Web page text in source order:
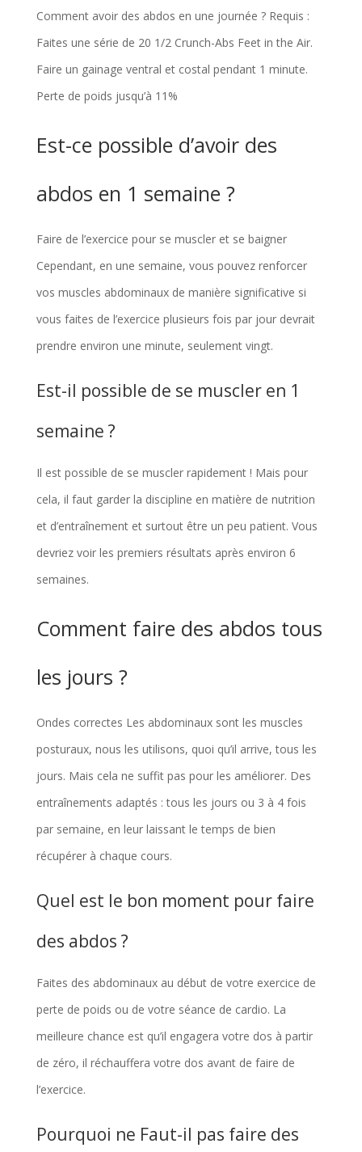
Comment avoir des abdos en une journée ? Requis :
Faites une série de 20 1/2 Crunch-Abs Feet in the Air.
Faire un gainage ventral et costal pendant 1 minute.
Perte de poids jusqu’à 11%
Est-ce possible d’avoir des
abdos en 1 semaine ?
Faire de l’exercice pour se muscler et se baigner
Cependant, en une semaine, vous pouvez renforcer
vos muscles abdominaux de manière significative si
vous faites de l’exercice plusieurs fois par jour devrait
prendre environ une minute, seulement vingt.
Est-il possible de se muscler en 1
semaine ?
Il est possible de se muscler rapidement ! Mais pour
cela, il faut garder la discipline en matière de nutrition
et d’entraînement et surtout être un peu patient. Vous
devriez voir les premiers résultats après environ 6
semaines.
Comment faire des abdos tous
les jours ?
Ondes correctes Les abdominaux sont les muscles
posturaux, nous les utilisons, quoi qu’il arrive, tous les
jours. Mais cela ne suffit pas pour les améliorer. Des
entraînements adaptés : tous les jours ou 3 à 4 fois
par semaine, en leur laissant le temps de bien
récupérer à chaque cours.
Quel est le bon moment pour faire
des abdos ?
Faites des abdominaux au début de votre exercice de
perte de poids ou de votre séance de cardio. La
meilleure chance est qu’il engagera votre dos à partir
de zéro, il réchauffera votre dos avant de faire de
l’exercice.
Pourquoi ne Faut-il pas faire des